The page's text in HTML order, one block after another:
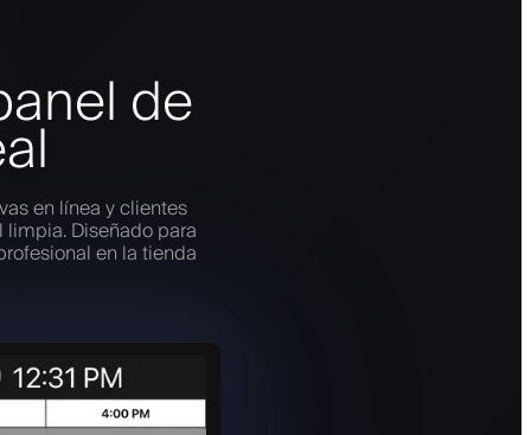
de
en línea y clientes
Diseñado para
en la tienda